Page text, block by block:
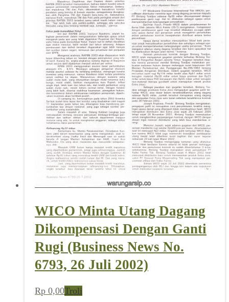
WICO Minta Utang Dagang
Dikompensasi Dengan Ganti
Rugi (Business News No.
6793, 26 Juli 2002)
Rp 0,00Troli